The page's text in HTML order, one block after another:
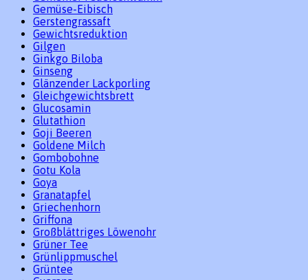
Gemüse-Eibisch
Gerstengrassaft
Gewichtsreduktion
Gilgen
Ginkgo Biloba
Ginseng
Glänzender Lackporling
Gleichgewichtsbrett
Glucosamin
Glutathion
Goji Beeren
Goldene Milch
Gombobohne
Gotu Kola
Goya
Granatapfel
Griechenhorn
Griffona
Großblättriges Löwenohr
Grüner Tee
Grünlippmuschel
Grüntee